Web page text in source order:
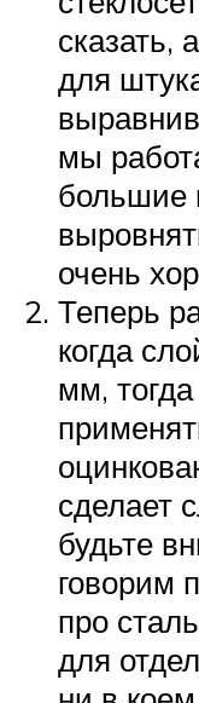
сказать,
для
мы
большие
очень
Теперь
когда
мм,
сделает
будьте
говорим
про
для